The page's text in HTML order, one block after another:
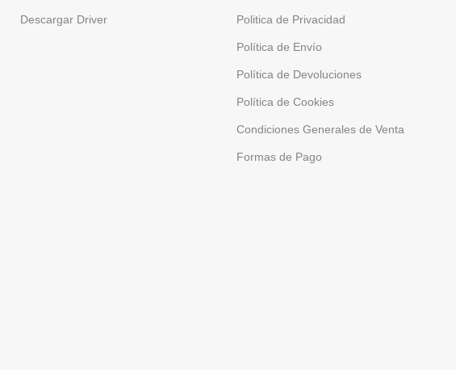
Descargar Driver Politica de Privacidad
Política de Envío
Política de Devoluciones
Política de Cookies
Condiciones Generales de Venta
Formas de Pago